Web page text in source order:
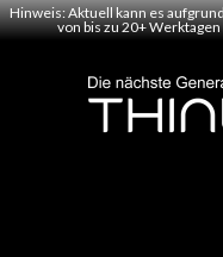
Hinweis: Aktuell kann es
von bis zu 20+